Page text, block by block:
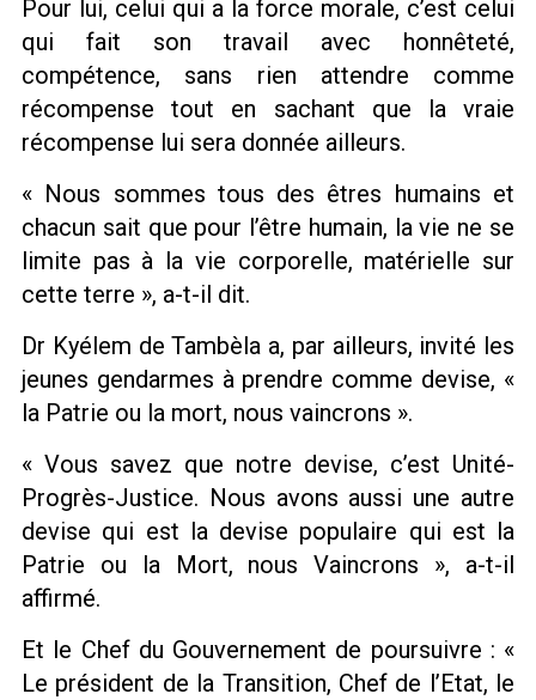
Pour lui, celui qui a la force morale, c’est celui
qui fait son travail avec honnêteté,
compétence, sans rien attendre comme
récompense tout en sachant que la vraie
récompense lui sera donnée ailleurs.
« Nous sommes tous des êtres humains et
chacun sait que pour l’être humain, la vie ne se
limite pas à la vie corporelle, matérielle sur
cette terre », a-t-il dit.
Dr Kyélem de Tambèla a, par ailleurs, invité les
jeunes gendarmes à prendre comme devise, «
la Patrie ou la mort, nous vaincrons ».
« Vous savez que notre devise, c’est Unité-
Progrès-Justice. Nous avons aussi une autre
devise qui est la devise populaire qui est la
Patrie ou la Mort, nous Vaincrons », a-t-il
affirmé.
Et le Chef du Gouvernement de poursuivre : «
Le président de la Transition, Chef de l’Etat, le